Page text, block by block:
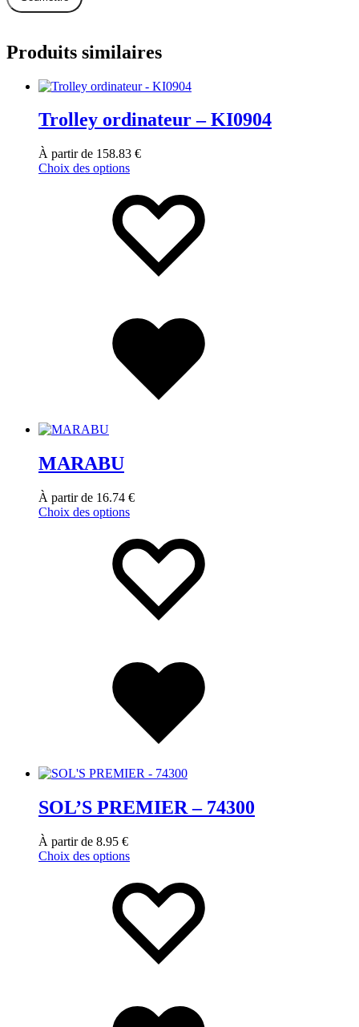
Produits similaires
Trolley ordinateur – KI0904
À partir de 158.83 €
Choix des options
MARABU
À partir de 16.74 €
Choix des options
SOL’S PREMIER – 74300
À partir de 8.95 €
Choix des options